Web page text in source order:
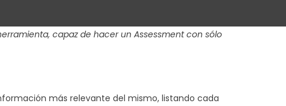
capaz de hacer un Assessment con sólo
más relevante del mismo, listando cada